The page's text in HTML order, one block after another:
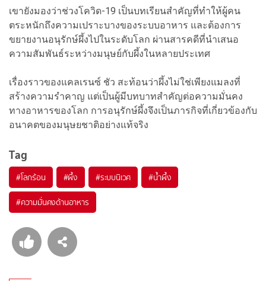
เขายังมองว่าช่วงโควิด-19 เป็นบทเรียนสำคัญที่ทำให้ผู้คน
ตระหนักถึงความเปราะบางของระบบอาหาร และต้องการ
ขยายงานอนุรักษ์ผึ้งไปในระดับโลก ผ่านสารคดีที่นำเสนอ
ความสัมพันธ์ระหว่างมนุษย์กับผึ้งในหลายประเทศ
เรื่องราวของแคลเรนซ์ ชัว สะท้อนว่าผึ้งไม่ใช่เพียงแมลงที่
สร้างความรำคาญ แต่เป็นผู้มีบทบาทสำคัญต่อความมั่นคง
ทางอาหารของโลก การอนุรักษ์ผึ้งจึงเป็นภารกิจที่เกี่ยวข้องกับ
อนาคตของมนุษยชาติอย่างแท้จริง
Tag
#โลกร้อน #ผึ้ง #ระบบนิเวศ #น้ำผึ้ง
#ความมั่นคงด้านอาหาร